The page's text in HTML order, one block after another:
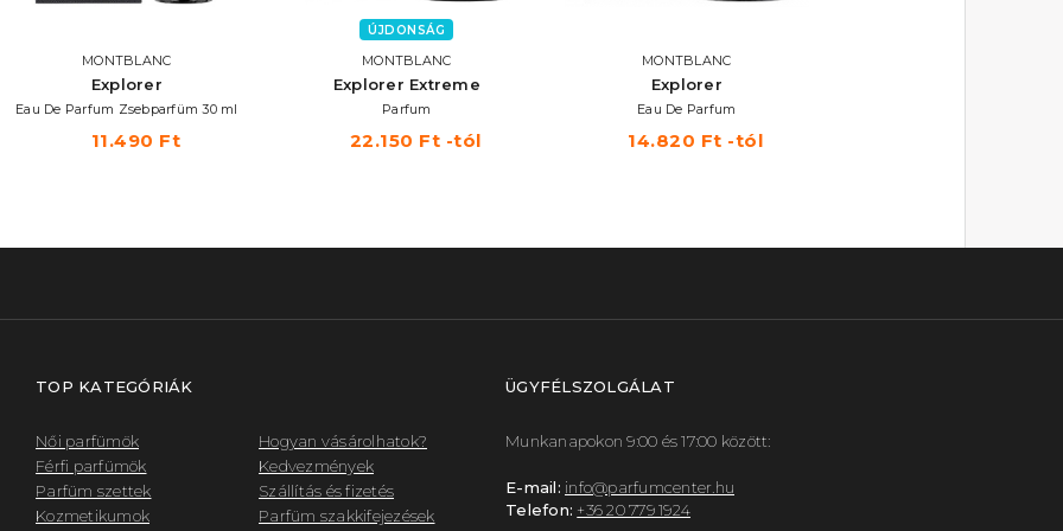
MONTBLANC
Explorer
Eau De Parfum Zsebparfüm 30 ml
11.490 Ft
ÚJDONSÁG
MONTBLANC
Explorer Extreme
Parfum
22.150 Ft -tól
MONTBLANC
Explorer
Eau De Parfum
14.820 Ft -tól
TOP KATEGÓRIÁK
Női parfümök
Férfi parfümök
Parfüm szettek
Kozmetikumok
Hogyan vásárolhatok?
Kedvezmények
Szállítás és fizetés
Parfüm szakkifejezések
ÜGYFÉLSZOLGÁLAT
Munkanapokon 9:00 és 17:00 között:
E-mail: info@parfumcenter.hu
Telefon: +36 20 779 1924